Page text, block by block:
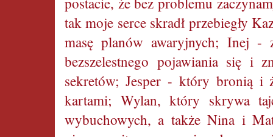
tak moje serce skradł przebiegły
masę planów awaryjnych; Inej
bezszelestnego pojawiania się i
sekretów; Jesper - który bronią i
kartami; Wylan, który skrywa
wybuchowych, a także Nina i